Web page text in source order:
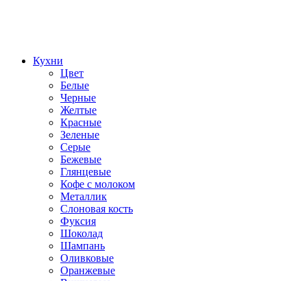
Кухни
Цвет
Белые
Черные
Желтые
Красные
Зеленые
Серые
Бежевые
Глянцевые
Кофе с молоком
Металлик
Слоновая кость
Фуксия
Шоколад
Шампань
Оливковые
Оранжевые